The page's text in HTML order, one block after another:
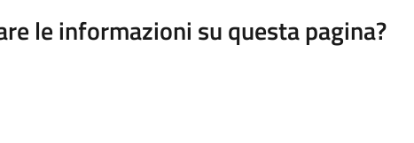
le informazioni su questa pagina?